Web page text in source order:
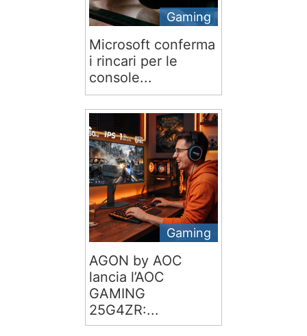
Gaming
Microsoft conferma
i rincari per le
console...
Gaming
AGON by AOC
lancia l’AOC
GAMING
25G4ZR:...